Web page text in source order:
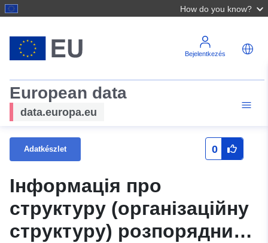
How do you know?
Bejelentkezés
European data
data.europa.eu
Adatkészlet 0
Інформація про
структуру (організаційну
структуру) розпорядника